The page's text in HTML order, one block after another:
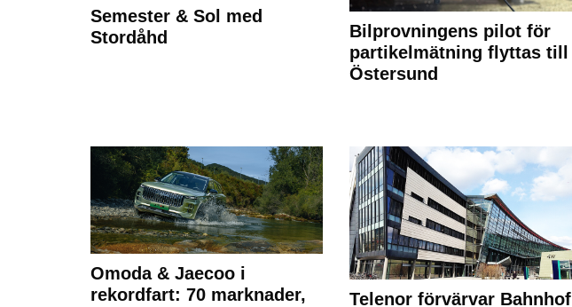
Semester & Sol med
Stordåhd
Bilprovningens pilot för
partikelmätning flyttas till
Östersund
Omoda & Jaecoo i
rekordfart: 70 marknader,
Telenor förvärvar Bahnhof